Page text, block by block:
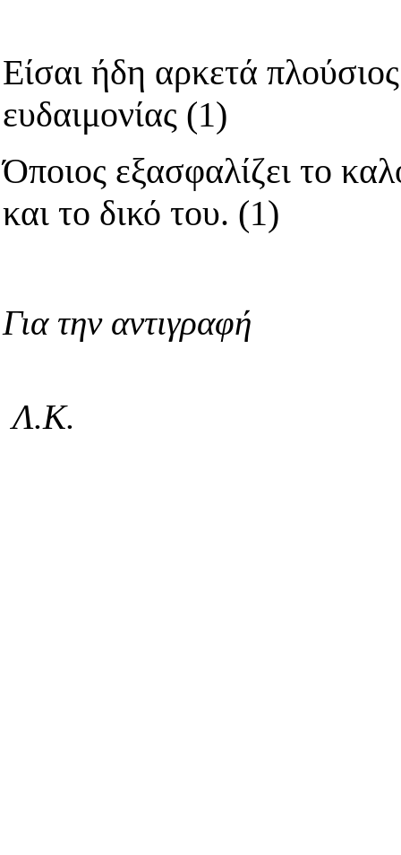
Είσαι ήδη αρκετά
ευδαιμονίας (1)
Όποιος εξασφαλίζει το
και το δικό του. (1)
Για την αντιγραφή
Λ.Κ.